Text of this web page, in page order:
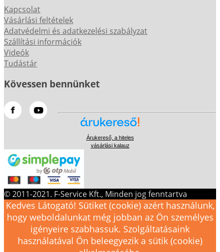
Kapcsolat
Vásárlási feltételek
Adatvédelmi és adatkezelési szabályzat
Szállítási információk
Videók
Tudástár
Kövessen bennünket
Árukereső, a hiteles
vásárlási kalauz
© 2011-2021. F-Service Kft., Minden jog fenntartva
Kedves Látogató! Sütiket (cookie) azért használunk,
hogy weboldalunkat még jobban az Ön személyes
igényeire szabhassuk. Szolgáltatásaink
használatával Ön beleegyezik a sütik (cookie)